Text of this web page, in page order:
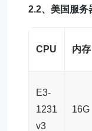
2.2、 美国服务
CPU 内存
E3-
1231
v3
16G